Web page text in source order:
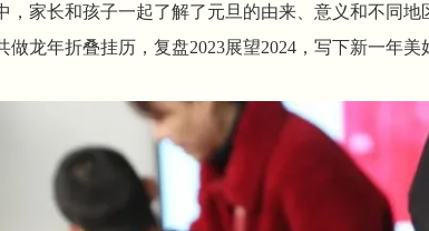
，家长和孩子一起了解了元旦的由来、意义和不同
做龙年折叠挂历，复盘2023展望2024，写下新一年